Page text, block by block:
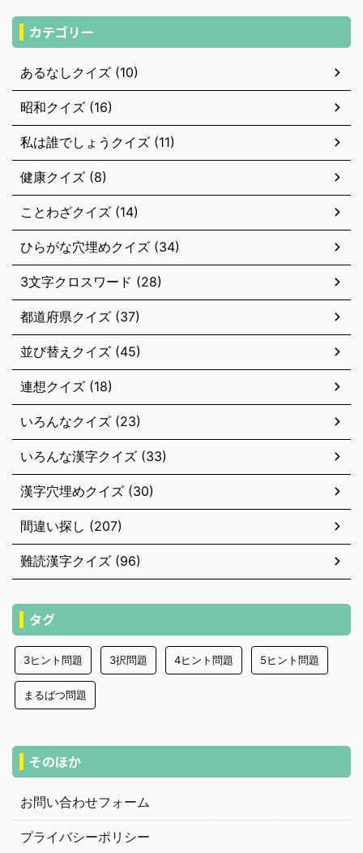
カテゴリー
あるなしクイズ (10)
昭和クイズ (16)
私は誰でしょうクイズ (11)
健康クイズ (8)
ことわざクイズ (14)
ひらがな穴埋めクイズ (34)
3文字クロスワード (28)
都道府県クイズ (37)
並び替えクイズ (45)
連想クイズ (18)
いろんなクイズ (23)
いろんな漢字クイズ (33)
漢字穴埋めクイズ (30)
間違い探し (207)
難読漢字クイズ (96)
タグ
3ヒント問題 3択問題 4ヒント問題 5ヒント問題
まるばつ問題
そのほか
お問い合わせフォーム
プライバシーポリシー